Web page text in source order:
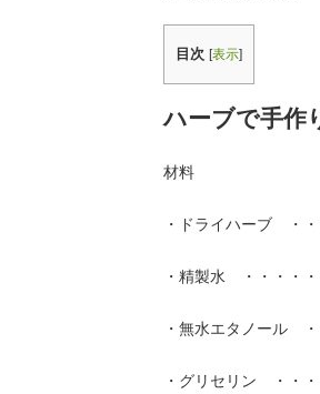
目次 [表示]
ハーブで手作
材料
・ドライハーブ ・・
・精製水 ・・・・
・無水エタノール
・グリセリン ・・